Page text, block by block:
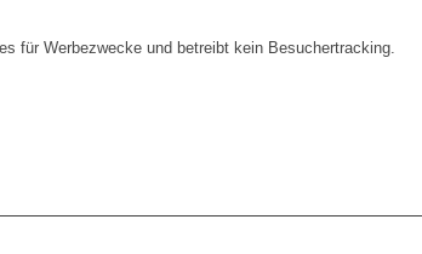
für Werbezwecke und betreibt kein Besuchertracking.